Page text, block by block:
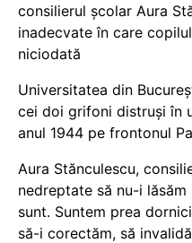
consilierul școlar Aura
inadecvate în care
niciodată
Universitatea din
cei doi grifoni distruși în
anul 1944 pe frontonul
Aura Stănculescu,
nedreptate să nu-i
sunt. Suntem prea
să-i corectăm, să